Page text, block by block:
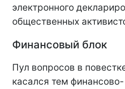
электронного
общественных
Финансовый блок
Пул вопросов в
касался тем финансово-